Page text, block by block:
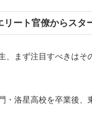
リート官僚からスタ
、まず注目すべきはそ
・洛星高校を卒業後、